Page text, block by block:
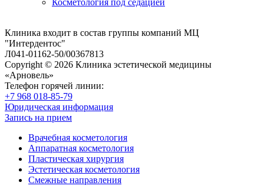
Косметология под седацией
Клиника входит в состав группы компаний МЦ
"Интердентос"
Л041-01162-50/00367813
Copyright © 2026 Клиника эстетической медицины
«Арновель»
Телефон горячей линии:
+7 968 018-85-79
Юридическая информация
Запись на прием
Врачебная косметология
Аппаратная косметология
Пластическая хирургия
Эстетическая косметология
Смежные направления